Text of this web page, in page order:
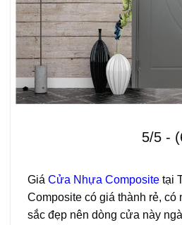
5/5 -
Giá Cửa Nhựa Composite tại
Composite có giá thành rẻ, có
sắc đẹp nên dòng cửa này